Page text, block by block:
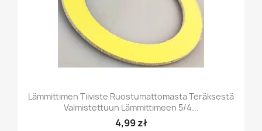
Lämmittimen Tiiviste Ruostumattomasta Teräksestä
Valmistettuun Lämmittimeen 5/4...
4,99 zł